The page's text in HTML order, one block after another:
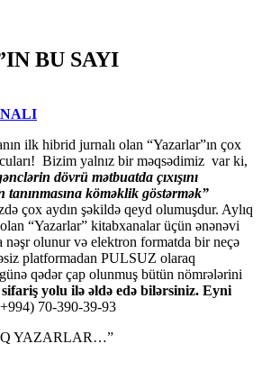
BU SAYI
ilk hibrid jurnalı olan “Yazarlar”ın çox
Bizim yalnız bir məqsədimiz var ki,
dövrü mәtbuatda çıxışını
tanınmasına kömәklik göstәrmәk”
çox aydın şəkildə qeyd olumuşdur. Aylıq
“Yazarlar” kitabxanalar üçün ənənəvi
nəşr olunur və elektron formatda bir neçə
platformadan PULSUZ olaraq
qədər çap olunmuş bütün nömrələrini
sifariş yolu ilə əldə edə bilərsiniz. Eyni
70-390-39-93
YAZARLAR…”